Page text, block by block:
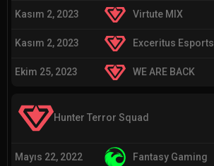
Kasım 2, 2023 Virtute MIX
Kasım 2, 2023 Exceritus Esports
Ekim 25, 2023 WE ARE BACK
Hunter Terror Squad
Mayıs 22, 2022 Fantasy Gaming